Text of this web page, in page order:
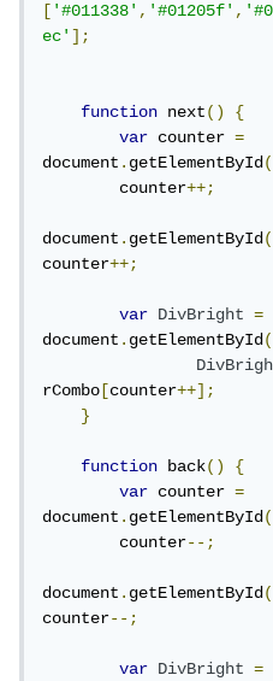
['#011338','#01205f',
ec'];
function next()
{
var counter =
document.getElementById
        counter
++;
document.getElementById
counter++;
var DivBright
=
document.getElementById
rCombo [counter++];
}
function back()
{
var counter =
document.getElementById
        counter
--;
document.getElementById
counter--;
var DivBright
=